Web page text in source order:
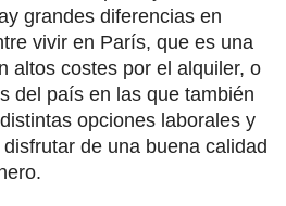
grandes diferencias en
vivir en París, que es una
altos costes por el alquiler, o
del país en las que también
opciones laborales y
de una buena calidad